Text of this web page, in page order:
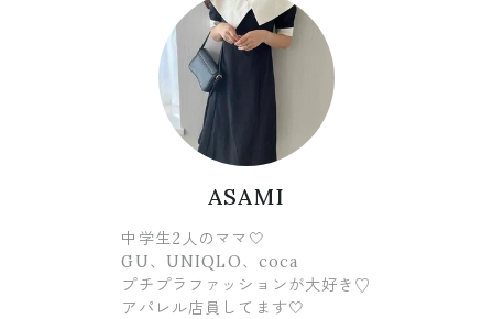
ASAMI
中学生2人のママ🤍
GU、UNIQLO、coca
プチプラファッションが大好き♡
アパレル店員してます🤍